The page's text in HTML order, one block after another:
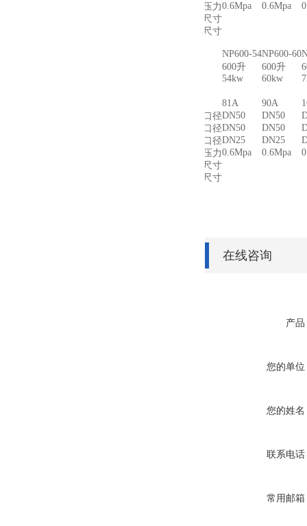
工作压力0.6Mpa 0.6Mpa
外形尺寸
装箱尺寸
NP600-54NP600-60
600升 600升
54kw 60kw
81A 90A
进水口径DN50 DN50
出水口径DN50 DN50
排污口径DN25 DN25
工作压力0.6Mpa 0.6Mpa
外形尺寸
装箱尺寸
在线咨询
产品
您的单位
您的姓名
联系电话
常用邮箱